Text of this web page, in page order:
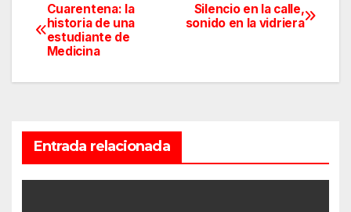
Navegación
de
entradas
Silencio en la calle,
sonido en la vidriera
Cuarentena: la
historia de una
estudiante de
Medicina
Entrada relacionada